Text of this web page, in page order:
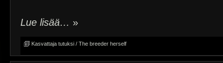
Lue lisää… »
Kasvattaja tutuksi / The breeder herself